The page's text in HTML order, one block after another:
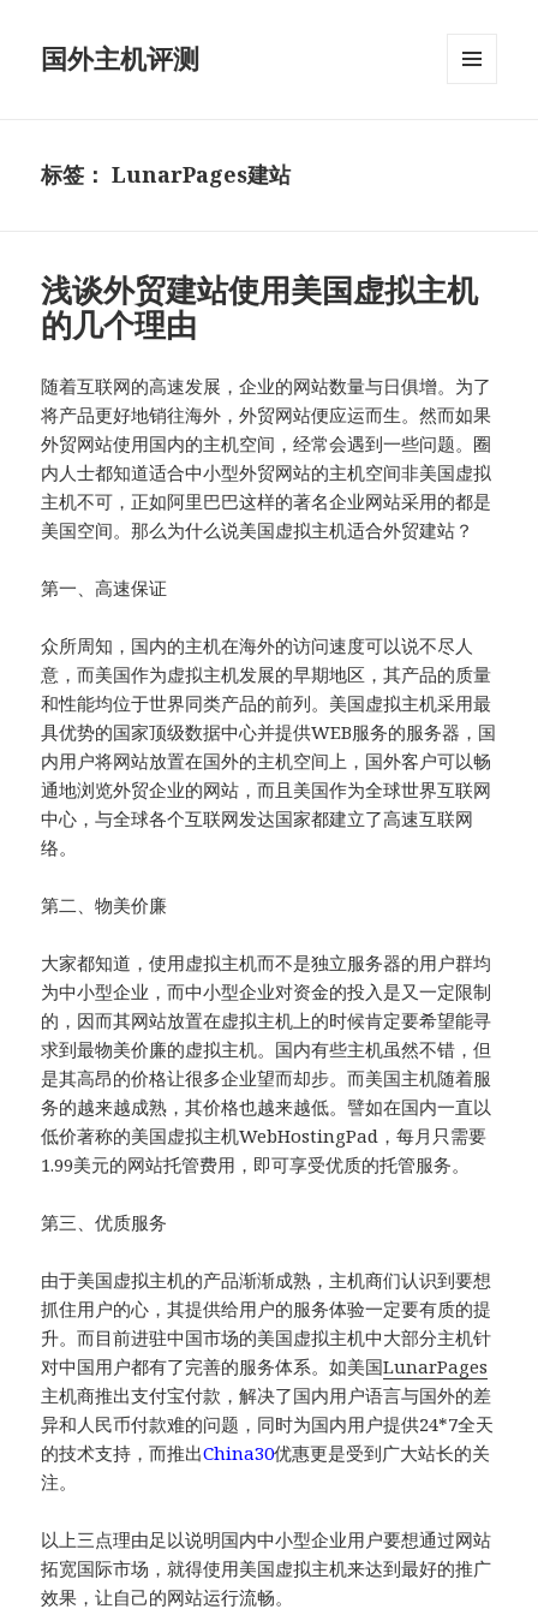
国外主机评测
标签：LunarPages建站
浅谈外贸建站使用美国虚拟主机
的几个理由
随着互联网的高速发展，企业的网站数量与日俱增。为了
将产品更好地销往海外，外贸网站便应运而生。然而如果
外贸网站使用国内的主机空间，经常会遇到一些问题。圈
内人士都知道适合中小型外贸网站的主机空间非美国虚拟
主机不可，正如阿里巴巴这样的著名企业网站采用的都是
美国空间。那么为什么说美国虚拟主机适合外贸建站？
第一、高速保证
众所周知，国内的主机在海外的访问速度可以说不尽人
意，而美国作为虚拟主机发展的早期地区，其产品的质量
和性能均位于世界同类产品的前列。美国虚拟主机采用最
具优势的国家顶级数据中心并提供WEB服务的服务器，国
内用户将网站放置在国外的主机空间上，国外客户可以畅
通地浏览外贸企业的网站，而且美国作为全球世界互联网
中心，与全球各个互联网发达国家都建立了高速互联网
络。
第二、物美价廉
大家都知道，使用虚拟主机而不是独立服务器的用户群均
为中小型企业，而中小型企业对资金的投入是又一定限制
的，因而其网站放置在虚拟主机上的时候肯定要希望能寻
求到最物美价廉的虚拟主机。国内有些主机虽然不错，但
是其高昂的价格让很多企业望而却步。而美国主机随着服
务的越来越成熟，其价格也越来越低。譬如在国内一直以
低价著称的美国虚拟主机WebHostingPad，每月只需要
1.99美元的网站托管费用，即可享受优质的托管服务。
第三、优质服务
由于美国虚拟主机的产品渐渐成熟，主机商们认识到要想
抓住用户的心，其提供给用户的服务体验一定要有质的提
升。而目前进驻中国市场的美国虚拟主机中大部分主机针
对中国用户都有了完善的服务体系。如美国LunarPages
主机商推出支付宝付款，解决了国内用户语言与国外的差
异和人民币付款难的问题，同时为国内用户提供24*7全天
的技术支持，而推出China30优惠更是受到广大站长的关
注。
以上三点理由足以说明国内中小型企业用户要想通过网站
拓宽国际市场，就得使用美国虚拟主机来达到最好的推广
效果，让自己的网站运行流畅。